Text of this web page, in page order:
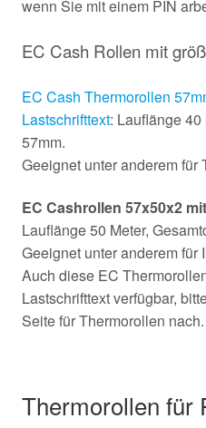
wenn Sie mit einem PIN
EC Cash Rollen mit
EC Cash Thermorollen
Lastschrifttext: Lauflänge
57mm.
Geeignet unter anderem für
EC Cashrollen 57x50x2
Lauflänge 50 Meter,
Geeignet unter anderem für
Auch diese EC
Lastschrifttext verfügbar,
Seite für Thermorollen nach.
Thermorollen für